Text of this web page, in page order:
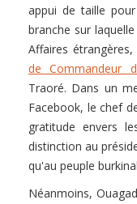
appui de taille
branche sur
Affaires
de Commandeur
Traoré. Dans un
Facebook, le chef
gratitude envers
distinction au
qu'au peuple
Néanmoins,